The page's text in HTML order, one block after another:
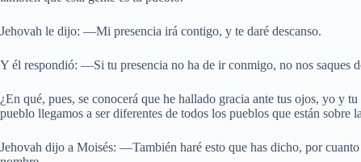
Jehovah le dijo: —Mi presencia irá contigo, y te daré descanso.
Y él respondió: —Si tu presencia no ha de ir conmigo, no nos saques
¿En qué, pues, se conocerá que he hallado gracia ante tus ojos, yo y
pueblo llegamos a ser diferentes de todos los pueblos que están sobre
Jehovah dijo a Moisés: —También haré esto que has dicho, por